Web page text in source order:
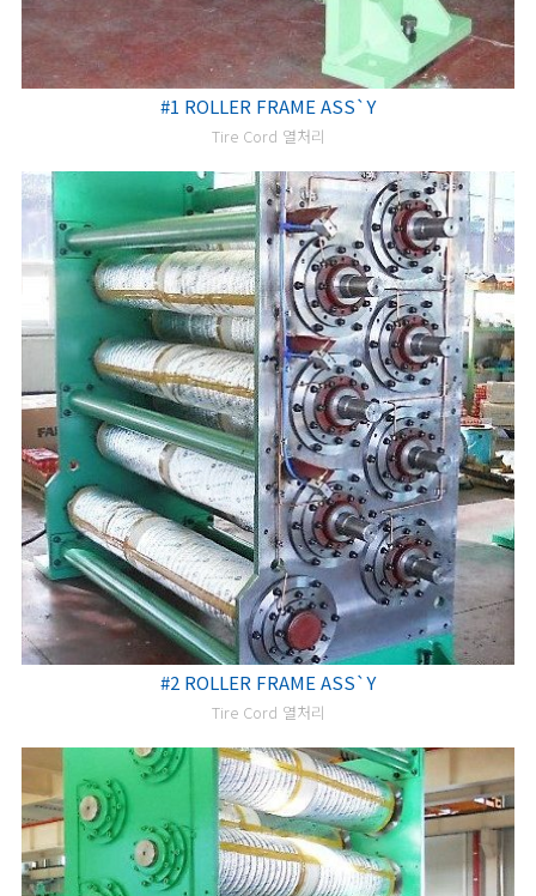
#1 ROLLER FRAME ASS`Y
Tire Cord 열처리
#2 ROLLER FRAME ASS`Y
Tire Cord 열처리